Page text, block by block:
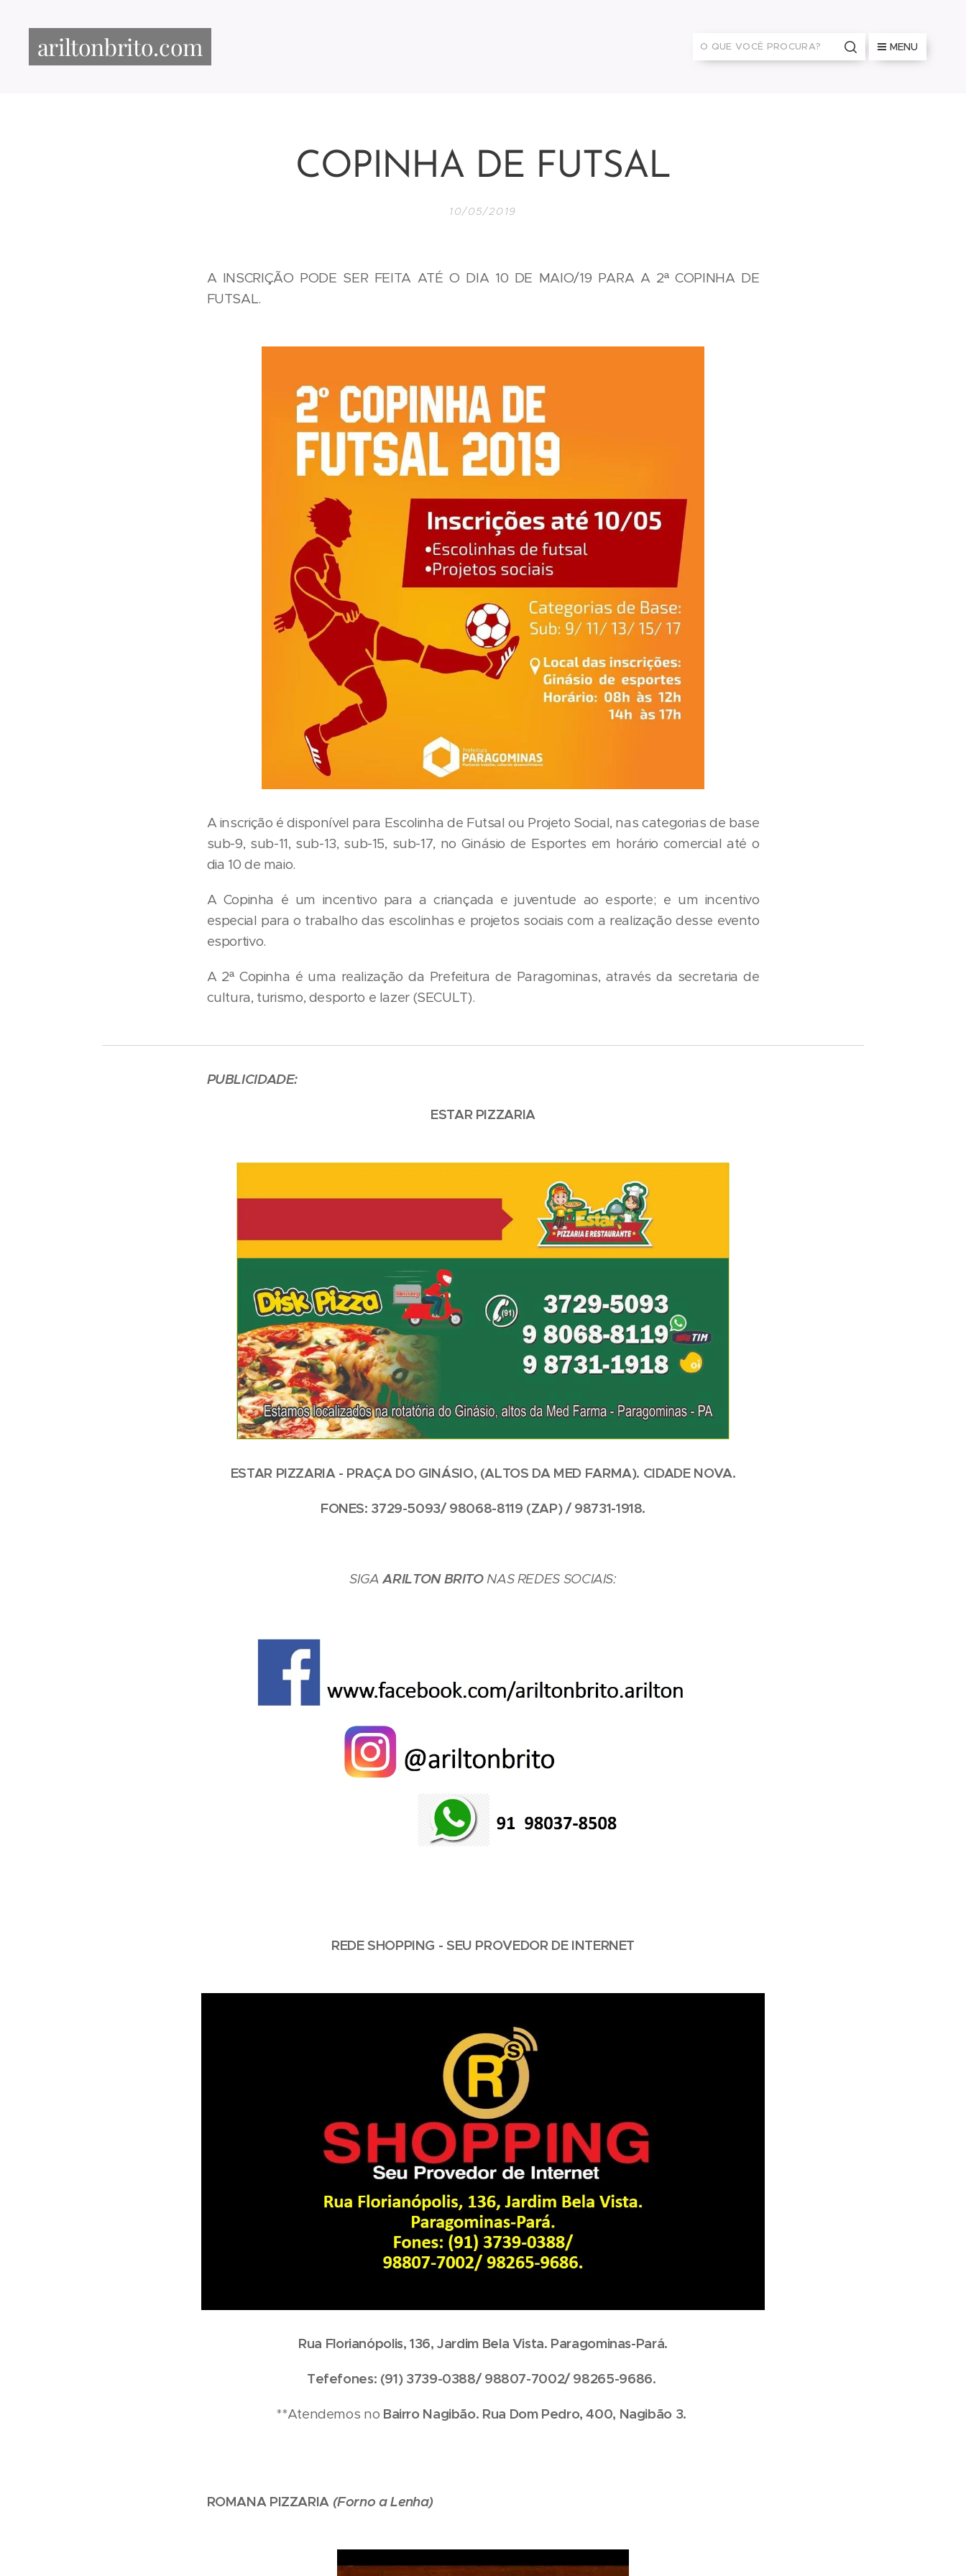
ariltonbrito.com MENU
COPINHA DE FUTSAL
10/05/2019
A INSCRIÇÃO PODE SER FEITA ATÉ O DIA 10 DE MAIO/19 PARA A 2ª COPINHA DE
FUTSAL.
A inscrição é disponível para Escolinha de Futsal ou Projeto Social, nas categorias de base
sub-9, sub-11, sub-13, sub-15, sub-17, no Ginásio de Esportes em horário comercial até o
dia 10 de maio.
A Copinha é um incentivo para a criançada e juventude ao esporte; e um incentivo
especial para o trabalho das escolinhas e projetos sociais com a realização desse evento
esportivo.
A 2ª Copinha é uma realização da Prefeitura de Paragominas, através da secretaria de
cultura, turismo, desporto e lazer (SECULT).
PUBLICIDADE:
ESTAR PIZZARIA
ESTAR PIZZARIA - PRAÇA DO GINÁSIO, (ALTOS DA MED FARMA). CIDADE NOVA.
FONES: 3729-5093/ 98068-8119 (ZAP) / 98731-1918.
SIGAARILTON BRITONAS REDES SOCIAIS:
REDE SHOPPING - SEU PROVEDOR DE INTERNET
Rua Florianópolis, 136, Jardim Bela Vista. Paragominas-Pará.
Tefefones: (91) 3739-0388/ 98807-7002/ 98265-9686.
**Atendemos no Bairro Nagibão. Rua Dom Pedro, 400, Nagibão 3.
ROMANA PIZZARIA (Forno a Lenha)